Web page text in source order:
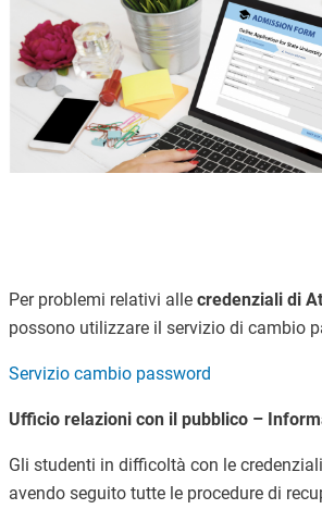
Per problemi relativi alle credenziali di
possono utilizzare il servizio di cambio
Servizio cambio password
Ufficio relazioni con il pubblico –
Gli studenti in difficoltà con le
avendo seguito tutte le procedure di